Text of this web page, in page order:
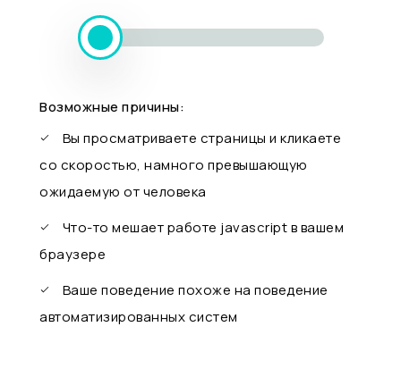
Возможные причины:
Вы просматриваете страницы и кликаете
со скоростью, намного превышающую
ожидаемую от человека
Что-то мешает работе javascript в вашем
браузере
Ваше поведение похоже на поведение
автоматизированных систем